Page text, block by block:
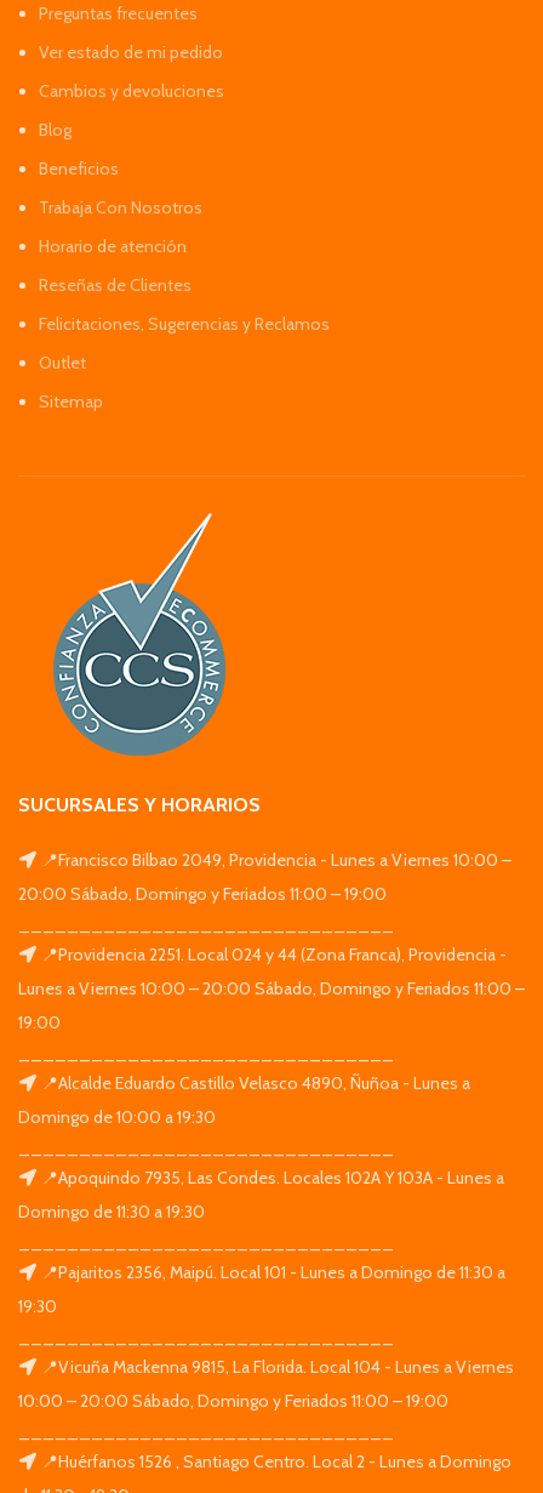
Preguntas frecuentes
Ver estado de mi pedido
Cambios y devoluciones
Blog
Beneficios
Trabaja Con Nosotros
Horario de atención
Reseñas de Clientes
Felicitaciones, Sugerencias y Reclamos
Outlet
Sitemap
SUCURSALES Y HORARIOS
📍Francisco Bilbao 2049, Providencia - Lunes a Viernes 10:00 –
20:00 Sábado, Domingo y Feriados 11:00 – 19:00
📍Providencia 2251. Local 024 y 44 (Zona Franca), Providencia -
Lunes a Viernes 10:00 – 20:00 Sábado, Domingo y Feriados 11:00 –
19:00
📍Alcalde Eduardo Castillo Velasco 4890, Ñuñoa - Lunes a
Domingo de 10:00 a 19:30
📍Apoquindo 7935, Las Condes. Locales 102A Y 103A - Lunes a
Domingo de 11:30 a 19:30
📍Pajaritos 2356, Maipú. Local 101 - Lunes a Domingo de 11:30 a
19:30
📍Vicuña Mackenna 9815, La Florida. Local 104 - Lunes a Viernes
10:00 – 20:00 Sábado, Domingo y Feriados 11:00 – 19:00
📍Huérfanos 1526 , Santiago Centro. Local 2 - Lunes a Domingo